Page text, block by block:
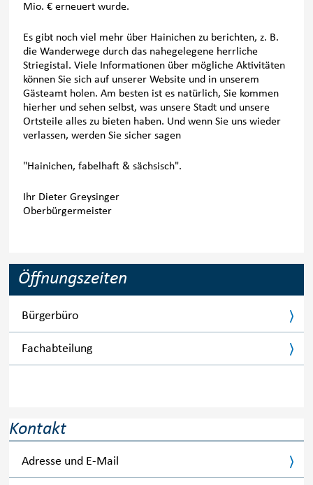
Mio. € erneuert wurde.
Es gibt noch viel mehr über Hainichen zu berichten, z. B.
die Wanderwege durch das nahegelegene herrliche
Striegistal. Viele Informationen über mögliche Aktivitäten
können Sie sich auf unserer Website und in unserem
Gästeamt holen. Am besten ist es natürlich, Sie kommen
hierher und sehen selbst, was unsere Stadt und unsere
Ortsteile alles zu bieten haben. Und wenn Sie uns wieder
verlassen, werden Sie sicher sagen
"Hainichen, fabelhaft & sächsisch".
Ihr Dieter Greysinger
Oberbürgermeister
Öffnungszeiten
Bürgerbüro
Fachabteilung
Kontakt
Adresse und E-Mail